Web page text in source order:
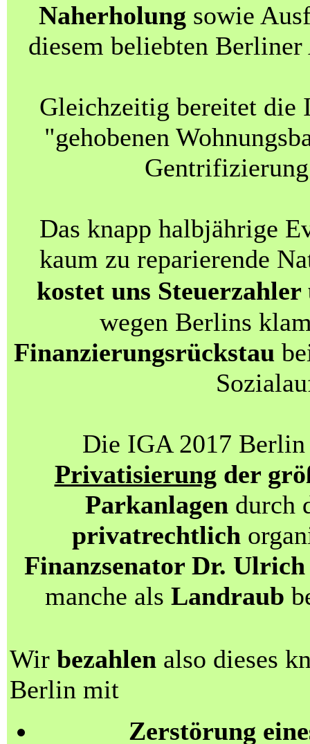
Naherholung sowie
diesem beliebten
Gleichzeitig bereitet die
"gehobenen
Das knapp halbjährige
kaum zu reparierende
kostet uns
wegen Berlins
Finanzierungsrückstau
Die IGA 2017
Privatisierung der
Parkanlagendurch
privatrechtlich
Finanzsenator Dr.
manche als Landraub
Wir bezahlen also dieses
Berlin mit
Zerstörung